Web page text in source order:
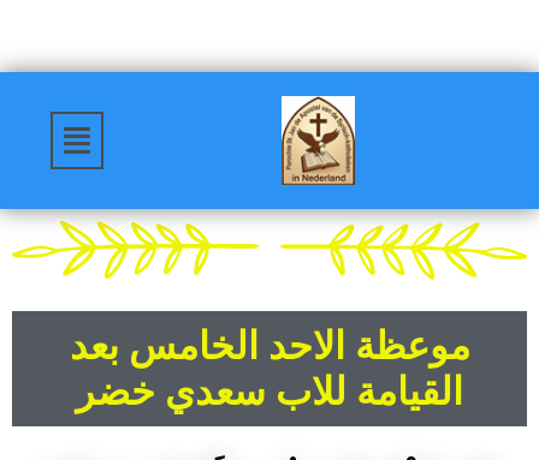
موعظة الاحد الخامس بعد
القيامة للاب سعدي خضر